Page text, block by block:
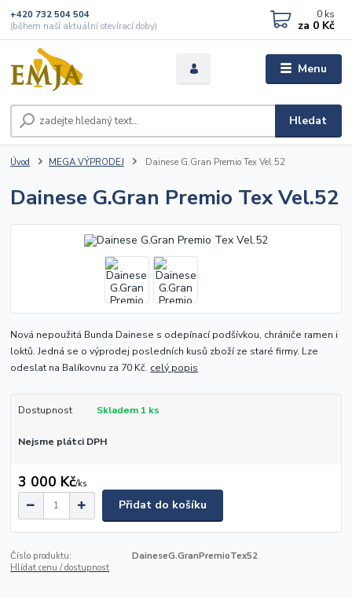
Menu
Hledat
+420 732 504 504
(během naší aktuální otevírací doby)
0 ks
za 0 Kč
Úvod MEGA VÝPRODEJ Dainese G.Gran Premio Tex Vel.52
Dainese G.Gran Premio Tex Vel.52
Nová nepoužitá Bunda Dainese s odepínací podšívkou, chrániče ramen i
loktů. Jedná se o výprodej posledních kusů zboží ze staré firmy. Lze
odeslat na Balíkovnu za 70 Kč. celý popis
Dostupnost Skladem 1 ks
Nejsme plátci DPH
3 000 Kč/ks
Přidat do košíku
Číslo produktu:
DaineseG.GranPremioTex52
Hlídat cenu / dostupnost